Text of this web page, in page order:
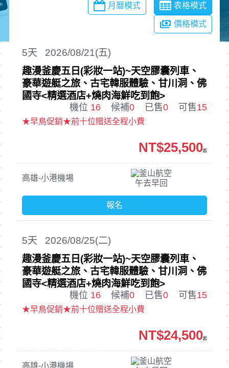
月曆模式 表格模式
價格模式
2026/08/21(五)
5天
趣漫釜慶五日(彩妝一站)~天空膠囊列車、
豪華遊艇之旅、古宅韓服體驗、甘川洞、佛
國寺<精選酒店+燒肉海鮮吃到飽>
機位 16 候補0 已售0 可售15
★早鳥促銷★前十位贈送全程小費
高雄-小港機場
釜山航空
午去早回
NT$25,500起
報名
2026/08/25(二)
5天
趣漫釜慶五日(彩妝一站)~天空膠囊列車、
豪華遊艇之旅、古宅韓服體驗、甘川洞、佛
國寺<精選酒店+燒肉海鮮吃到飽>
機位 16 候補0 已售0 可售15
★早鳥促銷★前十位贈送全程小費
高雄-小港機場
釜山航空
NT$24,500起